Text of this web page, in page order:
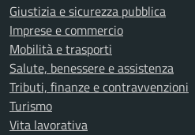
Giustizia e sicurezza pubblica
Imprese e commercio
Mobilità e trasporti
Salute, benessere e assistenza
Tributi, finanze e contravvenzioni
Turismo
Vita lavorativa